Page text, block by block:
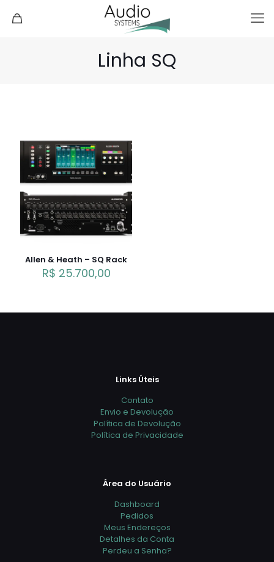
Linha SQ
Allen & Heath – SQ Rack
R$ 25.700,00
Links Úteis
Contato
Envio e Devolução
Política de Devolução
Política de Privacidade
Área do Usuário
Dashboard
Pedidos
Meus Endereços
Detalhes da Conta
Perdeu a Senha?